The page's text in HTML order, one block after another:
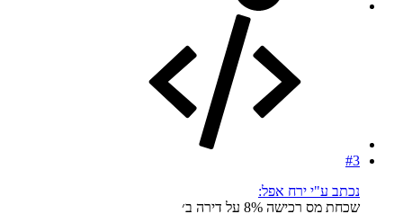
#3
נכתב ע"י ירח אפל:
שכחת מס רכישה 8% על דירה ב׳